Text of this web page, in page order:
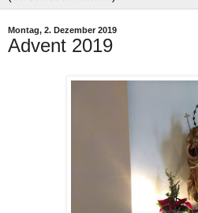
Montag, 2. Dezember 2019
Advent 2019